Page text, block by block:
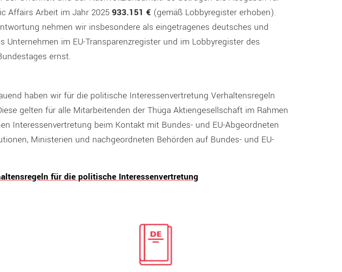
Affairs Arbeit im Jahr 2025933.151 € (gemäß Lobbyregister erhoben).
nehmen wir insbesondere als eingetragenes deutsches und
Unternehmen im EU-Transparenzregister und im Lobbyregister des
ernst.
haben wir für die politische Interessenvertretung Verhaltensregeln
gelten für alle Mitarbeitenden der Thüga Aktiengesellschaft im Rahmen
Interessenvertretung beim Kontakt mit Bundes- und EU-Abgeordneten
Ministerien und nachgeordneten Behörden auf Bundes- und EU-
für die politische Interessenvertretung